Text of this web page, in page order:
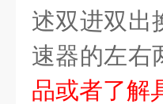
述双进双出
速器的左右
品或者了解